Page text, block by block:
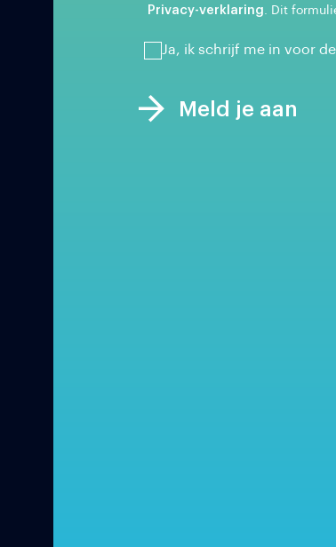
Privacy-verklaring. Dit
Ja, ik schrijf me in voor
Meld je aan